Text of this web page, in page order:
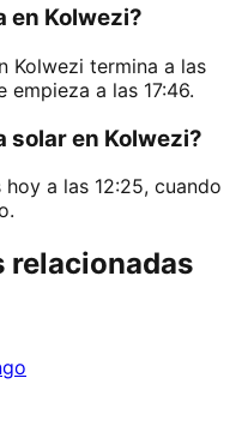
en Kolwezi?
Kolwezi termina a las
a las 17:46.
solar en Kolwezi?
a las 12:25, cuando
relacionadas